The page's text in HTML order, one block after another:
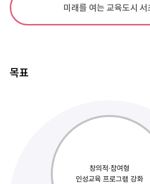
미래를 여는 교육도시 서
목표
창의적·참여형
인성교육 프로그램 강화